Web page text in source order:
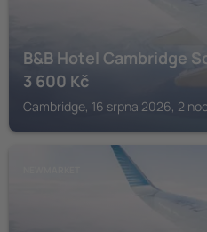
B&B Hotel Cambridge
3 600 Kč
Cambridge, 16 srpna 2026, 2